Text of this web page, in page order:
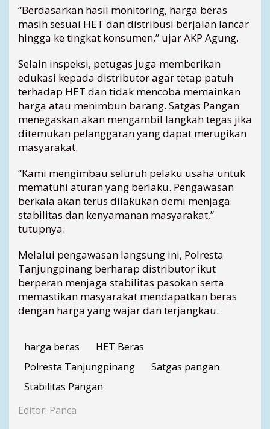
P
e
n
i
b
u
n
a
n
a
e
r
m
a
n
H
a
r
g
“Berdasarkan hasil monitoring, harga beras
masih sesuai HET dan distribusi berjalan lancar
hingga ke tingkat konsumen,” ujar AKP Agung.
Selain inspeksi, petugas juga memberikan
edukasi kepada distributor agar tetap patuh
terhadap HET dan tidak mencoba memainkan
harga atau menimbun barang. Satgas Pangan
menegaskan akan mengambil langkah tegas jika
ditemukan pelanggaran yang dapat merugikan
masyarakat.
“Kami mengimbau seluruh pelaku usaha untuk
mematuhi aturan yang berlaku. Pengawasan
berkala akan terus dilakukan demi menjaga
stabilitas dan kenyamanan masyarakat,”
tutupnya.
Melalui pengawasan langsung ini, Polresta
Tanjungpinang berharap distributor ikut
berperan menjaga stabilitas pasokan serta
memastikan masyarakat mendapatkan beras
dengan harga yang wajar dan terjangkau.
harga beras
HET Beras
Polresta Tanjungpinang
Satgas pangan
Stabilitas Pangan
Editor: Panca